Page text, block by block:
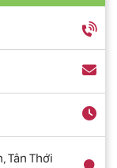
Tân Thới